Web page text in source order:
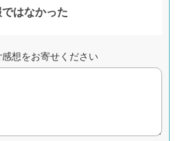
はなかった
感想をお寄せください